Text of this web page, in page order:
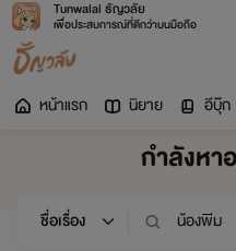
Tunwalai ธัญวลัย
เพื่อประสบการณ์ที่ดีกว่าบนมือถือ
หน้าแรก นิยาย อีบุ๊ก
กำลังหา